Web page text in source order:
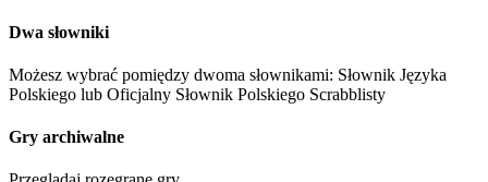
Dwa słowniki
Możesz wybrać pomiędzy dwoma słownikami: Słownik Języka
Polskiego lub Oficjalny Słownik Polskiego Scrabblisty
Gry archiwalne